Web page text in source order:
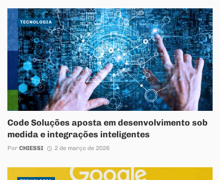
Code Soluções aposta em desenvolvimento sob
medida e integrações inteligentes
Por CHIESSI 2 de março de 2026
TECNOLOGIA